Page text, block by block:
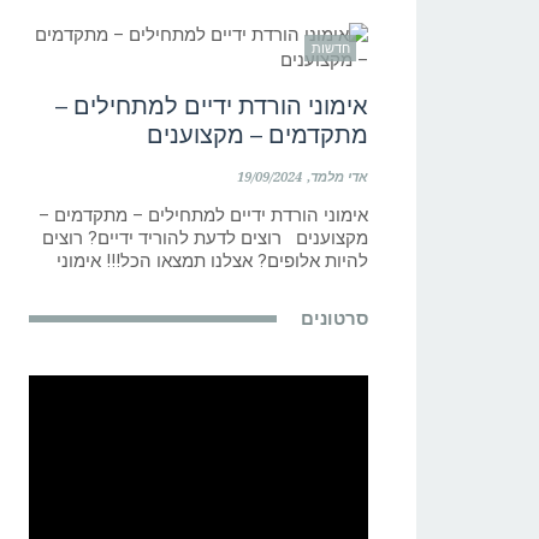
חדשות
אימוני הורדת ידיים למתחילים –
מתקדמים – מקצוענים
אדי מלמד 19/09/2024
אימוני הורדת ידיים למתחילים – מתקדמים –
מקצוענים רוצים לדעת להוריד ידיים? רוצים
להיות אלופים? אצלנו תמצאו הכל!!! אימוני
סרטונים